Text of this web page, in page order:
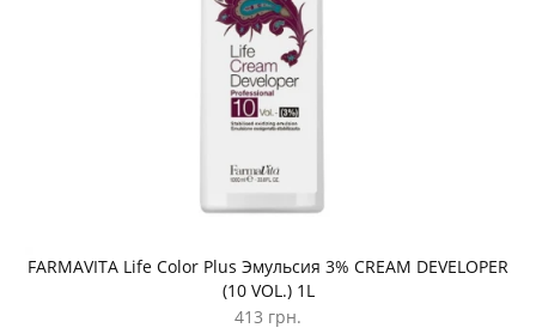
FARMAVITA Life Color Plus Эмульсия 3% CREAM DEVELOPER
(10 VOL.) 1L
413 грн.